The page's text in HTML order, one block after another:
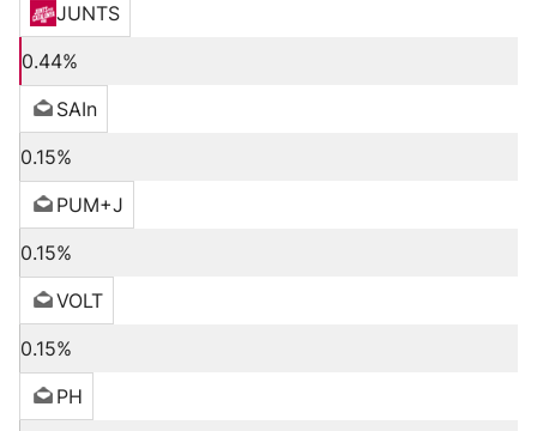
JUNTS
0.44%
SAIn
0.15%
PUM+J
0.15%
VOLT
0.15%
PH